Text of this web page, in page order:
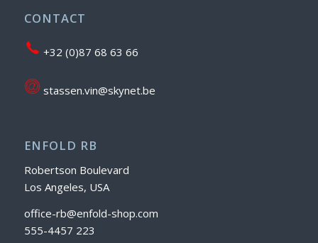
CONTACT
+32 (0)87 68 63 66
stassen.vin@skynet.be
ENFOLD RB
Robertson Boulevard
Los Angeles, USA
office-rb@enfold-shop.com
555-4457 223